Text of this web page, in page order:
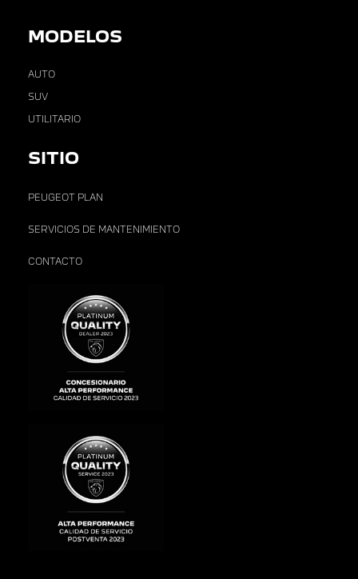
MODELOS
AUTO
SUV
UTILITARIO
SITIO
PEUGEOT PLAN
SERVICIOS DE MANTENIMIENTO
CONTACTO